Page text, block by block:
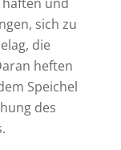
sich zu
die
heften
Speichel
des